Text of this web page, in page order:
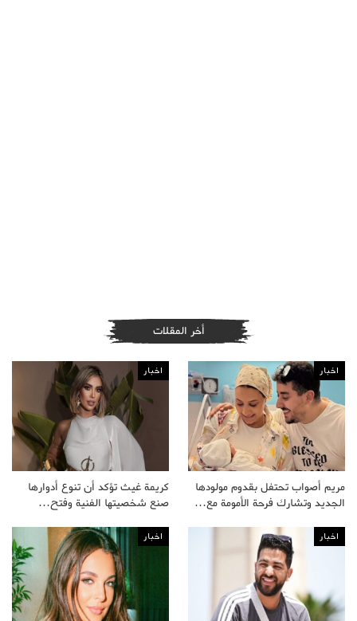
أخر المقلات
اخبار
مريم أصواب تحتفل بقدوم مولودها
الجديد وتشارك فرحة الأمومة مع…
اخبار
كريمة غيث تؤكد أن تنوع أدوارها
صنع شخصيتها الفنية وفتح…
اخبار اخبار